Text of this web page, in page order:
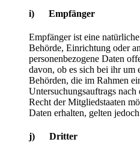
i) Empfänger
Empfänger ist eine
Behörde, Einrichtung oder
personenbezogene Daten
davon, ob es sich bei ihr um
Behörden, die im Rahmen
Untersuchungsauftrags
Recht der Mitgliedstaaten
Daten erhalten, gelten
j) Dritter